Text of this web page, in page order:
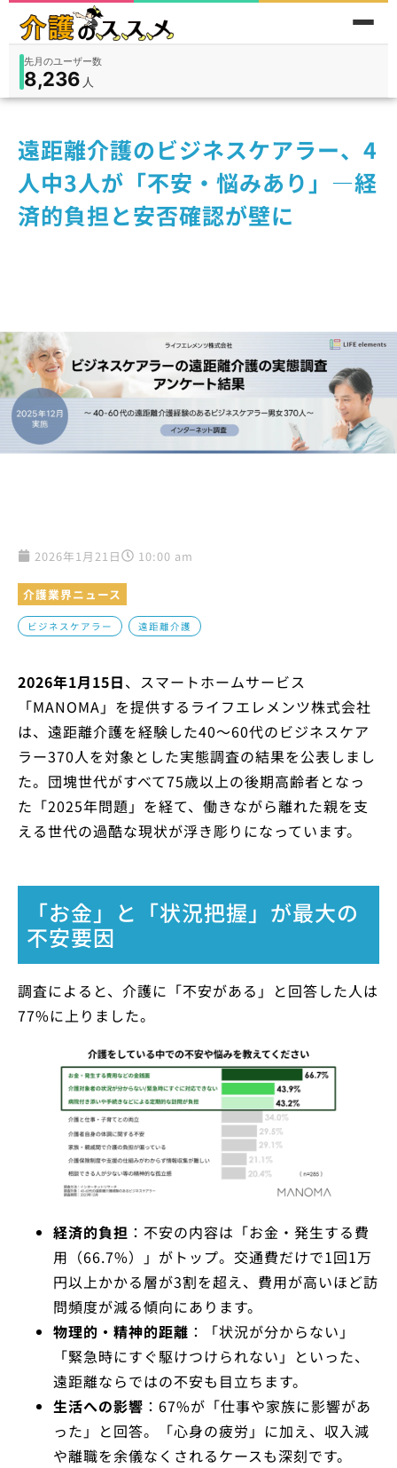
在宅9,360入所3,194
人
累計問い合わせ数
185件
遠距離介護のビジネスケアラー、4
人中3人が「不安・悩みあり」—経
済的負担と安否確認が壁に
2026年1月21日 10:00 am
介護業界ニュース
ビジネスケアラー , 遠距離介護
2026年1月15日、スマートホームサービス
「MANOMA」を提供するライフエレメンツ株式会社
は、遠距離介護を経験した40〜60代のビジネスケア
ラー370人を対象とした実態調査の結果を公表しまし
た。団塊世代がすべて75歳以上の後期高齢者となっ
た「2025年問題」を経て、働きながら離れた親を支
える世代の過酷な現状が浮き彫りになっています。
「お金」と「状況把握」が最大の
不安要因
調査によると、介護に「不安がある」と回答した人は
77%に上りました。
経済的負担 ：不安の内容は「お金・発生する費
用（66.7%）」がトップ。交通費だけで1回1万
円以上かかる層が3割を超え、費用が高いほど訪
問頻度が減る傾向にあります。
物理的・精神的距離 ：「状況が分からない」
「緊急時にすぐ駆けつけられない」といった、
遠距離ならではの不安も目立ちます。
生活への影響 ：67%が「仕事や家族に影響があ
った」と回答。「心身の疲労」に加え、収入減
や離職を余儀なくされるケースも深刻です。